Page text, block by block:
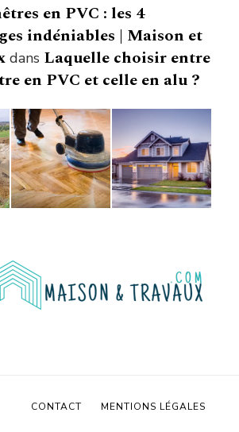
en PVC : les 4
indéniables | Maison et
dans Laquelle choisir entre
en PVC et celle en alu ?
CONTACT MENTIONS LÉGALES